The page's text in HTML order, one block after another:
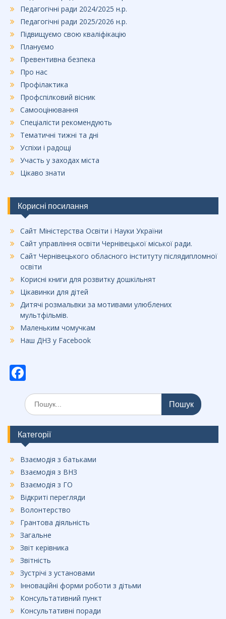
Педагогічні ради 2024/2025 н.р.
Педагогічні ради 2025/2026 н.р.
Підвищуємо свою кваліфікацію
Плануємо
Превентивна безпека
Про нас
Профілактика
Профспілковий вісник
Самооцінювання
Спеціалісти рекомендують
Тематичні тижні та дні
Успіхи і радощі
Участь у заходах міста
Цікаво знати
Корисні посилання
Сайт Міністерства Освіти і Науки України
Сайт управління освіти Чернівецької міської ради.
Сайт Чернівецького обласного інституту післядипломної
освіти
Корисні книги для розвитку дошкільнят
Цікавинки для дітей
Дитячі розмальвки за мотивами улюблених
мультфільмів.
Маленьким чомучкам
Наш ДНЗ у Facebook
ac
e
b
o
o
k
Шукати:
Категорії
Взаємодія з батьками
Взаємодія з ВНЗ
Взаємодія з ГО
Відкриті перегляди
Волонтерство
Грантова діяльність
Загальне
Звіт керівника
Звітність
Зустрічі з установами
Інноваційні форми роботи з дітьми
Консультативний пункт
Консультативні поради